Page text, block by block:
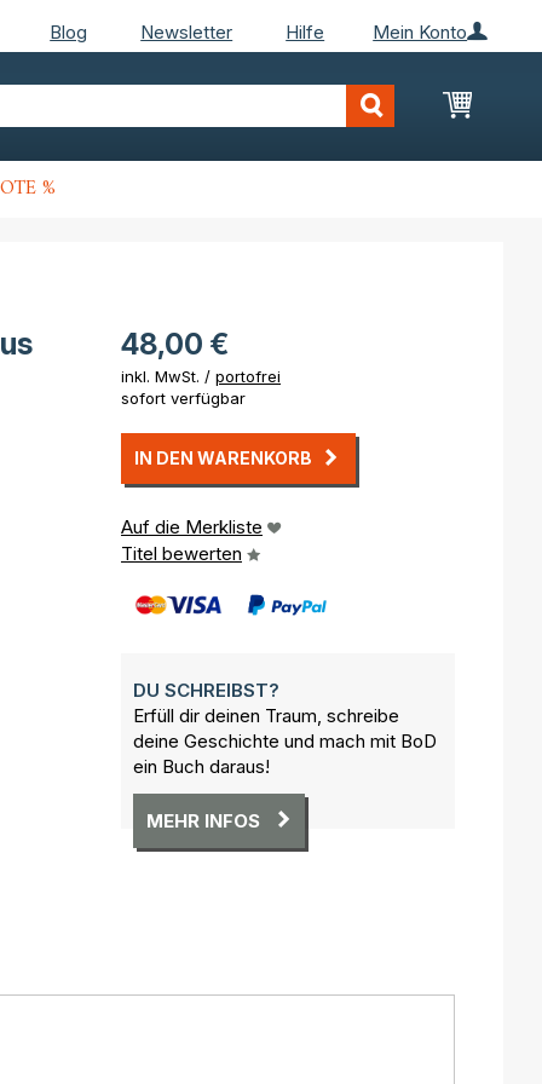
Mein Konto
Blog Newsletter Hilfe
Mein
%
48,00 €
inkl. MwSt. / portofrei
sofort verfügbar
IN DEN WARENKORB
Auf die Merkliste
Titel bewerten
DU SCHREIBST?
Erfüll dir deinen Traum, schreibe
deine Geschichte und mach mit BoD
ein Buch daraus!
MEHR INFOS